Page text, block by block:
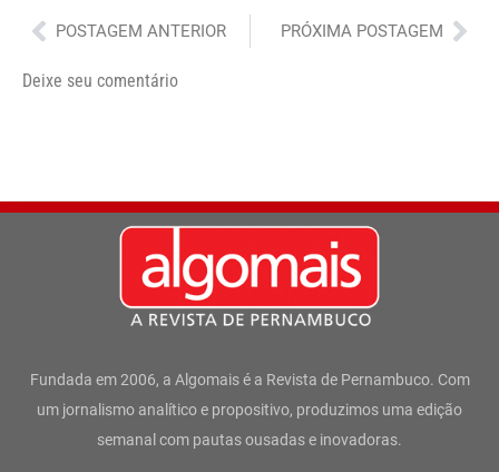
Anterior
POSTAGEM ANTERIOR PRÓXIMA POSTAGEM
Deixe seu comentário
Fundada em 2006, a Algomais é a Revista de Pernambuco. Com
um jornalismo analítico e propositivo, produzimos uma edição
semanal com pautas ousadas e inovadoras.